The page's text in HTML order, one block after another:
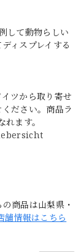
して動物らしい
ィスプレイする
ツから取り寄せ
ださい。商品ラ
ます。
商品は山梨県・
舗情報はこちら